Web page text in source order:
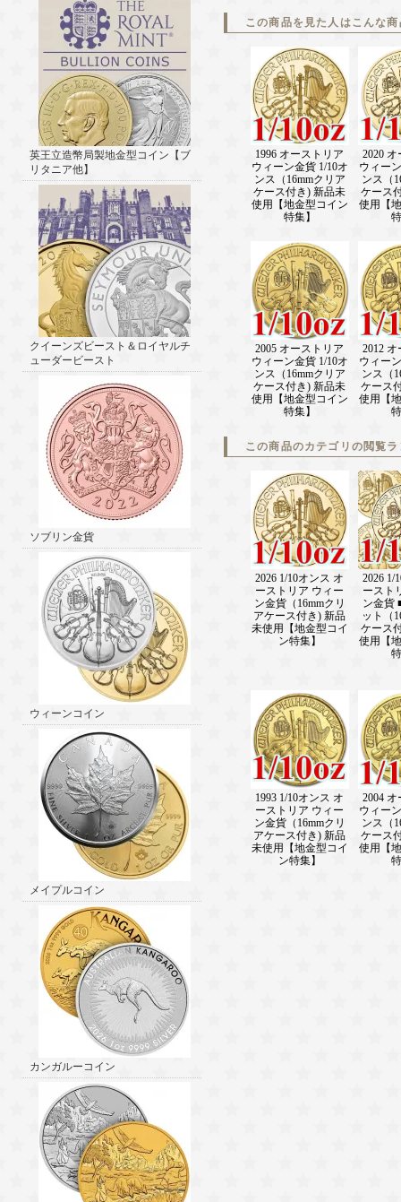
英王立造幣局製地金型コイン【ブ
リタニア他】
クイーンズビースト＆ロイヤルチ
ューダービースト
ソブリン金貨
ウィーンコイン
メイプルコイン
カンガルーコイン
この商品を見た人はこんな
1996 オーストリア
ウィーン金貨 1/10オ
ンス（16mmクリア
ケース付き) 新品未
使用【地金型コイン
特集】
2020
ウィー
ンス（
ケース
使用【
2005 オーストリア
ウィーン金貨 1/10オ
ンス（16mmクリア
ケース付き) 新品未
使用【地金型コイン
特集】
2012
ウィー
ンス（
ケース
使用【
この商品のカテゴリの閲覧
2026 1/10オンス オ
ーストリア ウィー
ン金貨（16mmクリ
アケース付き) 新品
未使用【地金型コイ
ン特集】
2026 1/
ースト
ン金貨
ット（
ケース
使用【
1993 1/10オンス オ
ーストリア ウィー
ン金貨（16mmクリ
アケース付き) 新品
未使用【地金型コイ
ン特集】
2004
ウィー
ンス（
ケース
使用【